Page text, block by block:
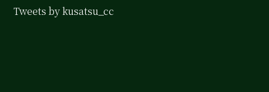
Tweets by kusatsu_cc